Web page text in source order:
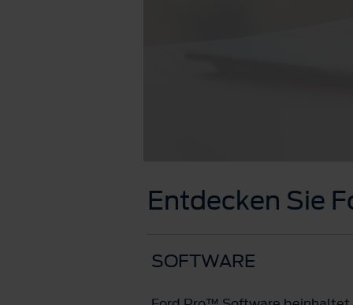
Entdecken Sie
SOFTWARE